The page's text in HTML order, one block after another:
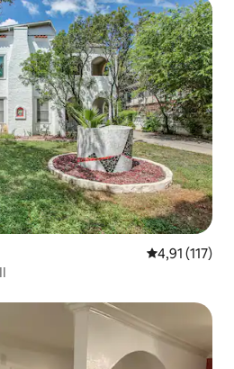
Средна
4,91 (117)